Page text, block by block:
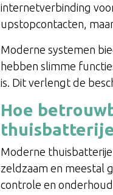
internetverbinding
upstopcontacten,
Moderne systemen
hebben slimme
is. Dit verlengt de
Hoe
Moderne
zeldzaam en meestal
controle en